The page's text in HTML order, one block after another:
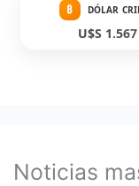
₿ DÓLAR
U$S 1.567
Noticias